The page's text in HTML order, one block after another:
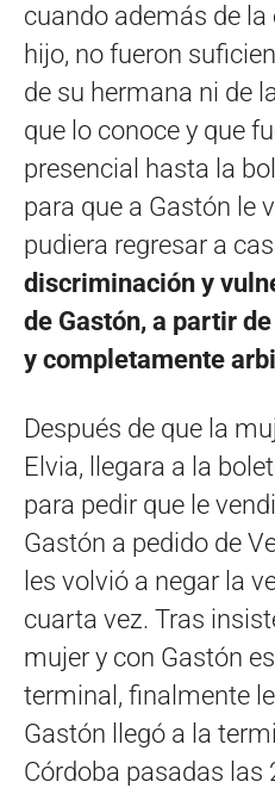
cuando además de
hijo, no fueron
de su hermana ni de
que lo conoce y que
presencial hasta la
para que a Gastón le
pudiera regresar a
discriminación y
de Gastón, a partir
y completamente
Después de que la
Elvia, llegara a la
para pedir que le
Gastón a pedido de
les volvió a negar la
cuarta vez. Tras
mujer y con Gastón
terminal, finalmente
Gastón llegó a la
Córdoba pasadas las